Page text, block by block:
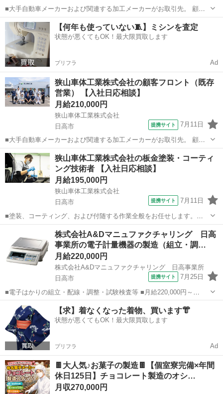
■大手自動車メーカーおよび関連する加工メーカーがお取引先。 顧客
と現場の間に立ち、塗装に関する顧客対応（受注・納品など）を行う
ポジションです。 ～1日の流れ～ 午前中は見積作成や納品物の梱包・
出荷準備。 準備が整ったら出発...
埼玉 日高市 代理店営業
【何年も使っていない🧵】ミシンを査定
状態が悪くてもOK！最大限買取します
プリフラ Ad
狭山車体工業株式会社の顧客フロント（既存
営業） 【入社日応相談】
月給210,000円
狭山車体工業株式会社
日高市
提携サイト 7月11日
■大手自動車メーカーおよび関連する加工メーカーがお取引先。 顧客
と現場の間に立ち、塗装に関する顧客対応（受注・納品など）を行う
ポジションです。 ～1日の流れ～ 午前中は見積作成や納品物の梱包・
出荷準備。 準備が整ったら出発...
埼玉 日高市 代理店営業
狭山車体工業株式会社の板金塗装・コーティ
ング技術者 【入社日応相談】
月給195,000円
狭山車体工業株式会社
日高市
提携サイト 7月11日
■塗装、コーティング、および付随する作業全般をお任せします。
【具体的には…】 ■塗装前の下地処理（汚れ落とし、成型、研磨な
表面処理 ‥手掛ける製品...
機械
株式会社A&Dマニュファクチャリング 日高
事業所の電子計量機器の製造（組立・調…
月給220,000円
株式会社A&Dマニュファクチャリング 日高事業所
日高市
提携サイト 7月25日
■電子はかりの組立・配線・調整・試験検査等 ■月給220,000円～
320,000円（経験・能力による） 試用期間3ヶ月（同条件） ■8:30～
17:30（内、休憩時間60分）
埼玉 工場
【求】着なくなった着物、買います👘
状態が悪くてもOK！最大限買取します
プリフラ Ad
🍫大人気♪お菓子の製造🍫【個室寮完備×年間
休日125日】チョコレート製造のオシ…
月収270,000円